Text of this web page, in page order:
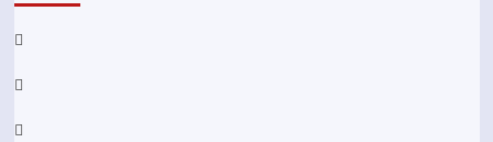
Facebook
YouTube
Telegram